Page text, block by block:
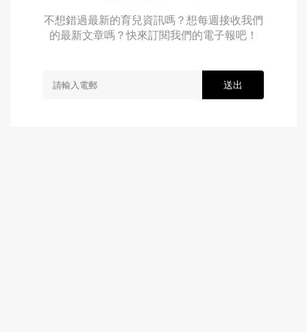
不想錯過最新的育兒資訊嗎？想每週接收我們
的最新文章嗎？快來訂閱我們的電子報吧！
送出